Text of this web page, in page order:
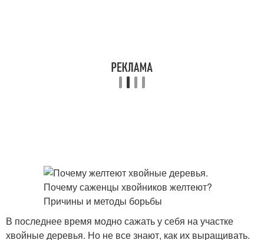
В последнее время модно сажать у себя на участке
хвойные деревья. Но не все знают, как их выращивать.